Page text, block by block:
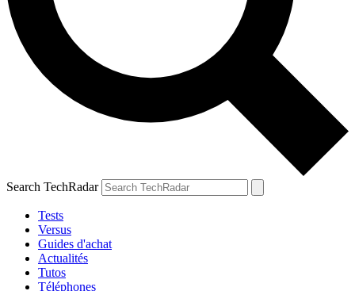
Search TechRadar
Tests
Versus
Guides d'achat
Actualités
Tutos
Téléphones